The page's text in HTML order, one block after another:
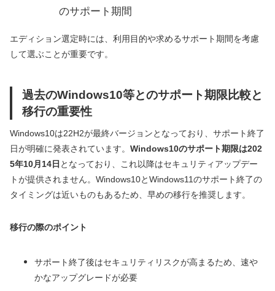
のサポート期間
エディション選定時には、利用目的や求めるサポート期間を考慮
して選ぶことが重要です。
過去のWindows10等とのサポート期限比較と
移行の重要性
Windows10は22H2が最終バージョンとなっており、サポート終了
日が明確に発表されています。 Windows10のサポート期限は202
5年10月14日 となっており、これ以降はセキュリティアップデー
トが提供されません。Windows10とWindows11のサポート終了の
タイミングは近いものもあるため、早めの移行を推奨します。
移行の際のポイント
サポート終了後はセキュリティリスクが高まるため、速や
かなアップグレードが必要